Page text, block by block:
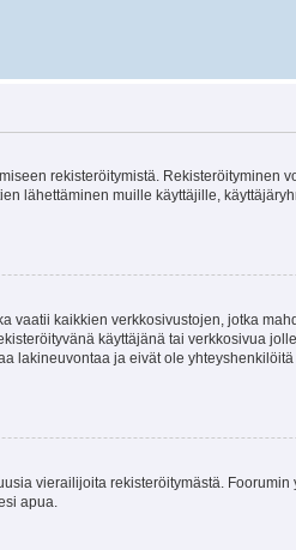
rekisteröitymistä. Rekisteröityminen
lähettäminen muille käyttäjille,
vaatii kaikkien verkkosivustojen, jotka
käyttäjänä tai verkkosivua
lakineuvontaa ja eivät ole
vierailijoita rekisteröitymästä.
apua.